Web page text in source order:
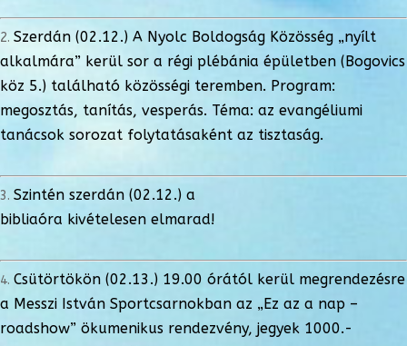
Szerdán (02.12.) A Nyolc Boldogság Közösség „nyílt
alkalmára” kerül sor a régi plébánia épületben (Bogovics
köz 5.) található közösségi teremben. Program:
megosztás, tanítás, vesperás. Téma: az evangéliumi
tanácsok sorozat folytatásaként az tisztaság.
Szintén szerdán (02.12.) a
bibliaóra kivételesen elmarad!
Csütörtökön (02.13.) 19.00 órától kerül megrendezésre
a Messzi István Sportcsarnokban az „Ez az a nap –
roadshow” ökumenikus rendezvény, jegyek 1000.-